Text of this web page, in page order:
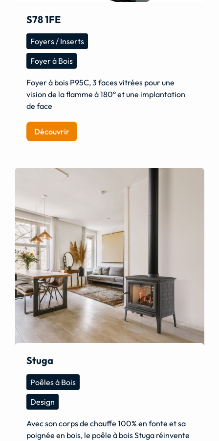
S78 1FE
Foyers / Inserts
Foyer à Bois
Foyer à bois P95C, 3 faces vitrées pour une
vision de la flamme à 180° et une implantation
de face
Découvrir
Stuga
Poêles à Bois
Design
Avec son corps de chauffe 100% en fonte et sa
poignée en bois, le poêle à bois Stuga réinvente